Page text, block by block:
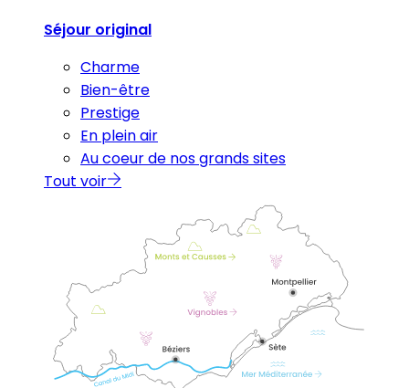
Séjour original
Charme
Bien-être
Prestige
En plein air
Au coeur de nos grands sites
Tout voir